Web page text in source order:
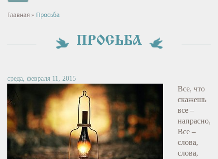
navigation
Вы
Главная » Просьба
ПРОСЬБА
среда, февраля 11, 2015
Все, что
скажешь
все –
напрасно,
Все –
слова,
слова,